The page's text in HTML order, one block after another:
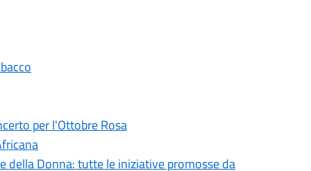
per l'Ottobre Rosa
della Donna: tutte le iniziative promosse da